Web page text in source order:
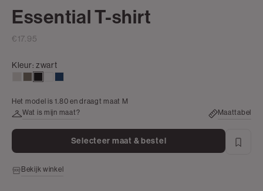
Essential T-shirt
€17.95
Kleur:zwart
Het model is 1.80 en draagt maat M
Wat is mijn maat?
Maattabel
Selecteer maat & bestel
Bekijk winkel